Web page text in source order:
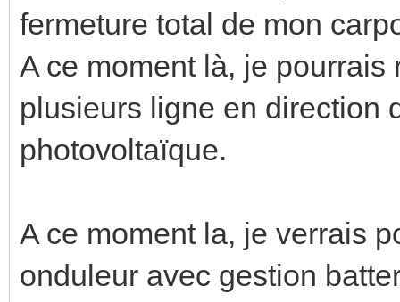
fermeture total de mon
A ce moment là, je
plusieurs ligne en direction
photovoltaïque.
A ce moment la, je verrais
onduleur avec gestion